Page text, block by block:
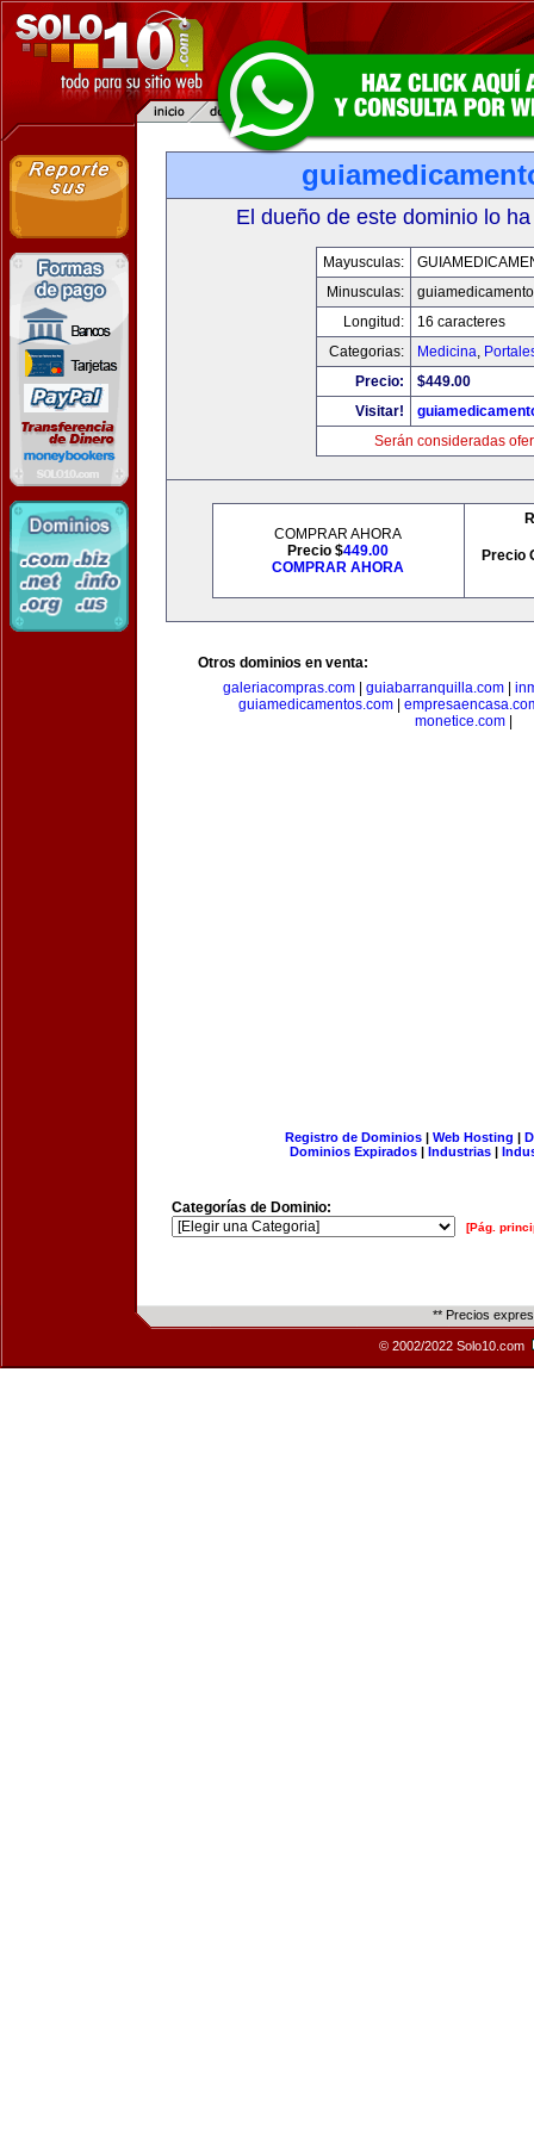
El dueño de este dominio lo
Mayusculas:
Minusculas:
Longitud:
16 caracteres
Categorias:
Medicina,
Precio:
$449.00
Visitar!
Serán consideradas
COMPRAR AHORA
Precio $449.00
COMPRAR AHORA
Precio
Otros dominios en venta:
galeriacompras.com
guiabarranquilla.com
guiamedicamentos.com|
monetice.com
Registro de Dominios| Web Hosting |
Dominios Expirados | Industrias |
Categorías de Dominio:
[Pág.
** Precios
© 2002/2022 Solo10.com